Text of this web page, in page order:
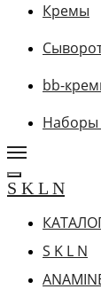
Кремы
bb-
Наборы
S K L N
S K L N